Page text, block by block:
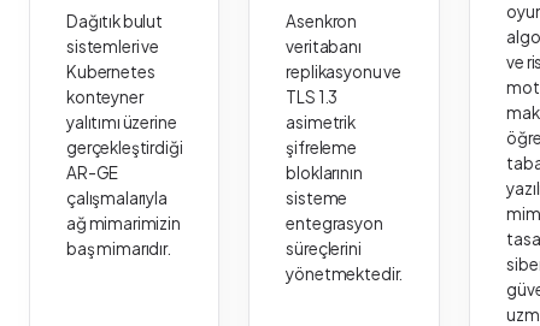
Dağıtık bulut
sistemleri ve
Kubernetes
konteyner
yalıtımı üzerine
gerçekleştirdiği
AR-GE
çalışmalarıyla
ağ mimarimizin
baş mimarıdır.
Asenkron
veritabanı
replikasyonu ve
TLS 1.3
asimetrik
şifreleme
bloklarının
sisteme
entegrasyon
süreçlerini
yönetmektedir.
ve